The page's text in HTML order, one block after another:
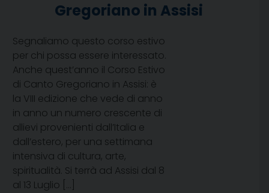
Gregoriano in Assisi
Segnaliamo questo corso estivo
per chi possa essere interessato.
Anche quest’anno il Corso Estivo
di Canto Gregoriano in Assisi: è
la VIII edizione che vede di anno
in anno un numero crescente di
allievi provenienti dall’Italia e
dall’estero, per una settimana
intensiva di cultura, arte,
spiritualità. Si terrà ad Assisi dal 8
al 13 Luglio […]